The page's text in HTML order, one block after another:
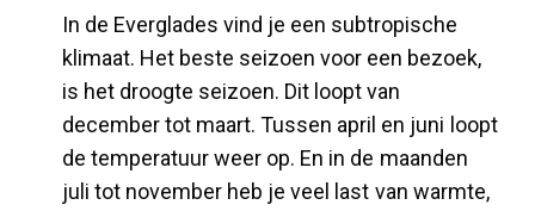
In de Everglades vind je een subtropische
klimaat. Het beste seizoen voor een bezoek,
is het droogte seizoen. Dit loopt van
december tot maart. Tussen april en juni loopt
de temperatuur weer op. En in de maanden
juli tot november heb je veel last van warmte,